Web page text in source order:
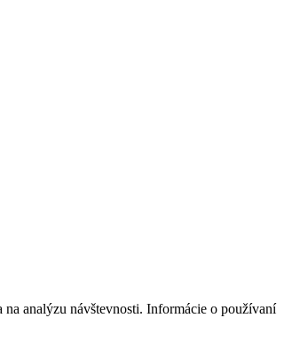
analýzu návštevnosti. Informácie o používaní